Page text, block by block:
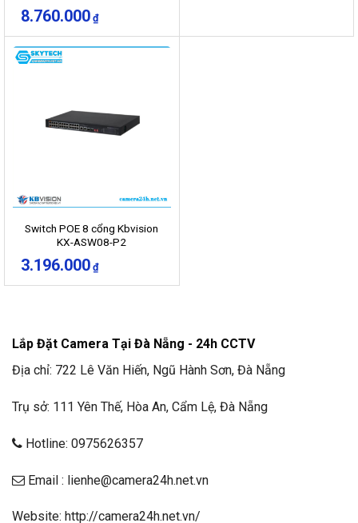
8.760.000 ₫
Switch POE 8 cổng Kbvision
KX-ASW08-P2
3.196.000 ₫
Lắp Đặt Camera Tại Đà Nẵng - 24h CCTV
Địa chỉ: 722 Lê Văn Hiến, Ngũ Hành Sơn, Đà Nẵng
Trụ sở: 111 Yên Thế, Hòa An, Cẩm Lệ, Đà Nẵng
Hotline: 0975626357
Email : lienhe@camera24h.net.vn
Website: http://camera24h.net.vn/